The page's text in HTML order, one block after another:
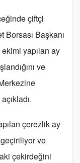
çiftçi
Başkanı
yapılan ay
ve
çerezlik ay
ve
çekirdeğini